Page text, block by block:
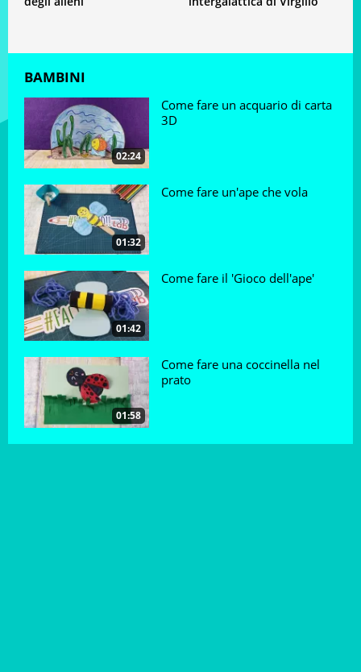
BAMBINI
02:24
Come fare un acquario di carta
3D
01:32
Come fare un'ape che vola
01:42
Come fare il 'Gioco dell'ape'
01:58
Come fare una coccinella nel
prato